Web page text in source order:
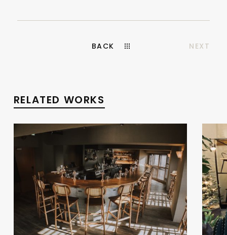
BACK NEXT
RELATED WORKS